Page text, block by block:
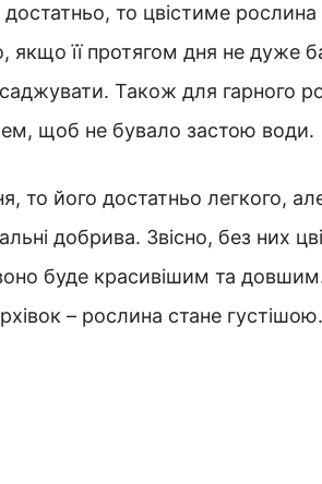
то цвістиме рослина
якщо її протягом дня не дуже
Також для гарного
щоб не бувало застою води.
то його достатньо легкого,
добрива. Звісно, без них
буде красивішим та
– рослина стане густішою.